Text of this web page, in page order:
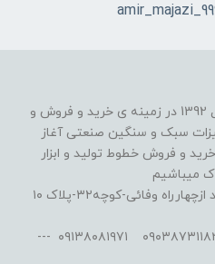
ابزار اورجینال فعالیت خود را از سال 1392 در زمینه ی خرید و فروش و
سبک و سنگین صنعتی آغاز
و فروش خطوط تولید و ابزار
میباشیم
نشانی:اصفهان-خیابان کاشانی-بعد ازچهارراه وفائی-کوچه۳۲-پلاک ۱۰
شماره تماس:۰۹۱۳۲۲۹۸۰۹۱ --- ۰۹۰۳۸۷۳۱۱۸۴ ۰۹۱۳۸۰۸۱۹۷۱ ---